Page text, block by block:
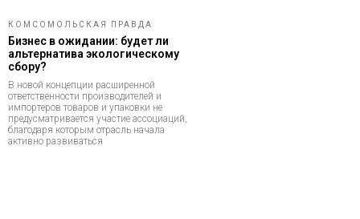
КОМСОМОЛЬСКАЯ ПРАВДА
Бизнес в ожидании: будет ли
альтернатива экологическому
сбору?
В новой концепции расширенной
ответственности производителей и
импортеров товаров и упаковки не
предусматривается участие ассоциаций,
благодаря которым отрасль начала
активно развиваться